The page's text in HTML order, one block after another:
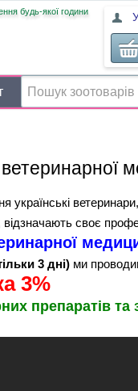
будь-якої години
українські ветеринари,
відзначають своє
3 дні)ми
3%
препаратів та